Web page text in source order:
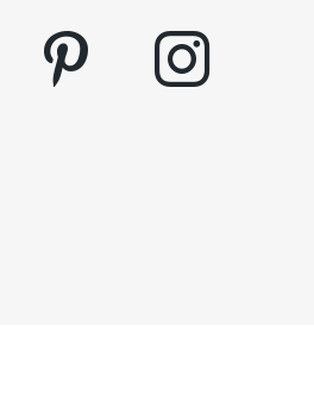
pinterest instagram